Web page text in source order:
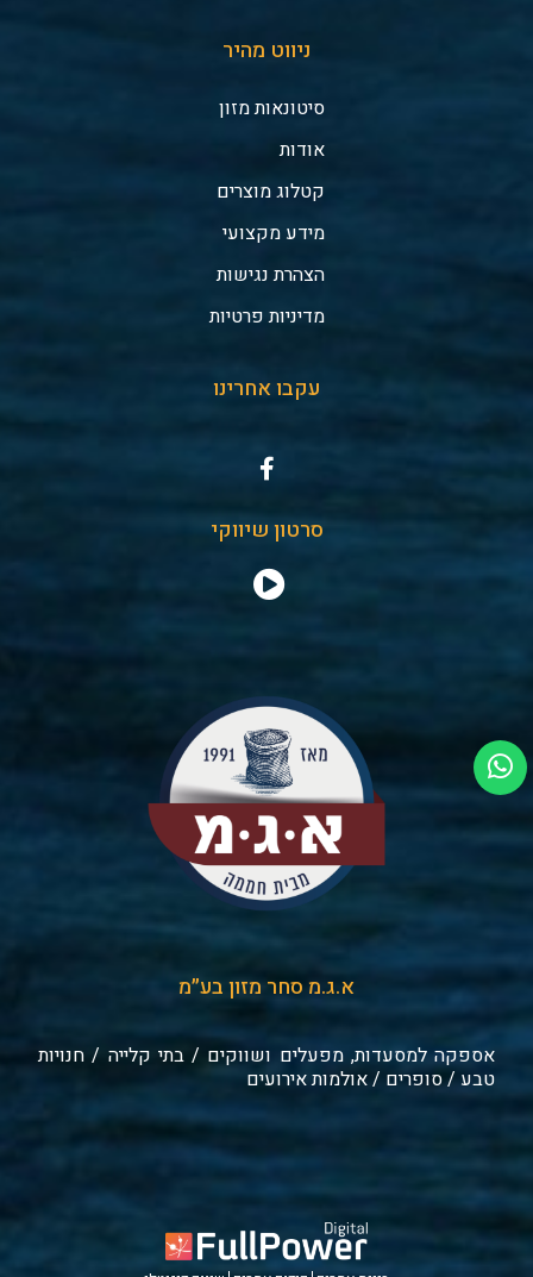
ניווט מהיר
סיטונאות מזון
אודות
קטלוג מוצרים
מידע מקצועי
הצהרת נגישות
מדיניות פרטיות
עקבו אחרינו
סרטון שיווקי
א.ג.מ סחר מזון בע״מ
אספקה למסעדות, מפעלים ושווקים / בתי קלייה / חנויות
טבע / סופרים / אולמות אירועים